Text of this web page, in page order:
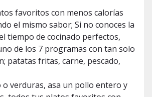
favoritos con menos calorías
el mismo sabor; Si no conoces la
tiempo de cocinado perfectos,
de los 7 programas con tan solo
patatas fritas, carne, pescado,
o verduras, asa un pollo entero y